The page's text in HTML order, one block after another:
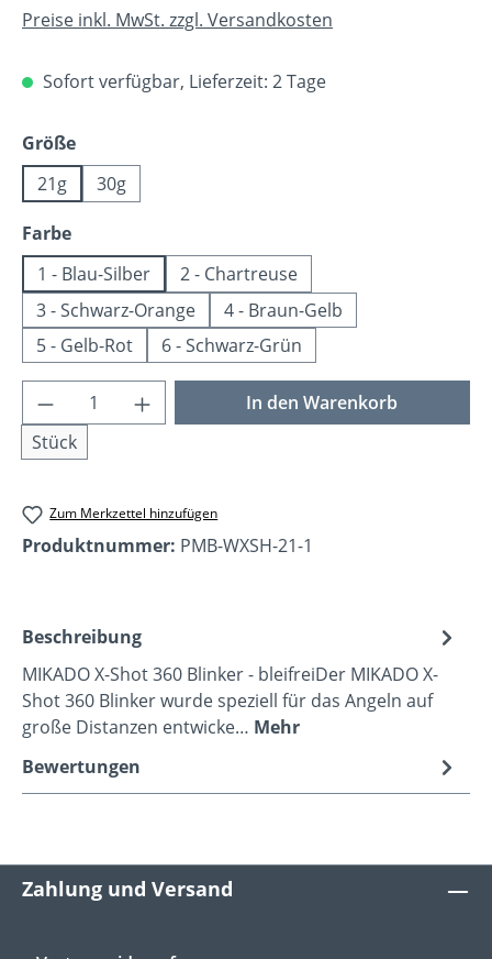
Preise inkl. MwSt. zzgl. Versandkosten
Sofort verfügbar, Lieferzeit: 2 Tage
Größeauswählen
21g
30g
Farbeauswählen
1 - Blau-Silber
2 - Chartreuse
3 - Schwarz-Orange
4 - Braun-Gelb
5 - Gelb-Rot
6 - Schwarz-Grün
Produkt Anzahl: Gib den gewünschten
Stück
In den Warenkorb
Zum Merkzettel hinzufügen
Produktnummer: PMB-WXSH-21-1
Beschreibung
MIKADO X-Shot 360 Blinker - bleifreiDer MIKADO X-
Shot 360 Blinker wurde speziell für das Angeln auf
große Distanzen entwicke… Mehr
Bewertungen
Zahlung und Versand